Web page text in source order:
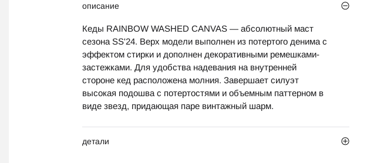
описание
Кеды RAINBOW WASHED CANVAS — абсолютный маст
сезона SS'24. Верх модели выполнен из потертого денима c
эффектом стирки и дополнен декоративными ремешками-
застежками. Для удобства надевания на внутренней
стороне кед расположена молния. Завершает силуэт
высокая подошва с потертостями и объемным паттерном в
виде звезд, придающая паре винтажный шарм.
детали